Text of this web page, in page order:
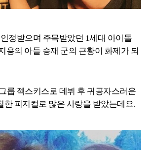
정받으며 주목받았던 1세대 아이돌
용의 아들 승재 군의 근황이 화제가 되
룹 젝스키스로 데뷔 후 귀공자스러운
한 피지컬로 많은 사랑을 받았는데요.